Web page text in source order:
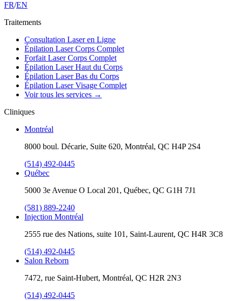
FR/EN
Traitements
Consultation Laser en Ligne
Épilation Laser Corps Complet
Forfait Laser Corps Complet
Épilation Laser Haut du Corps
Épilation Laser Bas du Corps
Épilation Laser Visage Complet
Voir tous les services →
Cliniques
Montréal
8000 boul. Décarie, Suite 620, Montréal, QC H4P 2S4
(514) 492-0445
Québec
5000 3e Avenue O Local 201, Québec, QC G1H 7J1
(581) 889-2240
Injection Montréal
2555 rue des Nations, suite 101, Saint-Laurent, QC H4R 3C8
(514) 492-0445
Salon Reborn
7472, rue Saint-Hubert, Montréal, QC H2R 2N3
(514) 492-0445